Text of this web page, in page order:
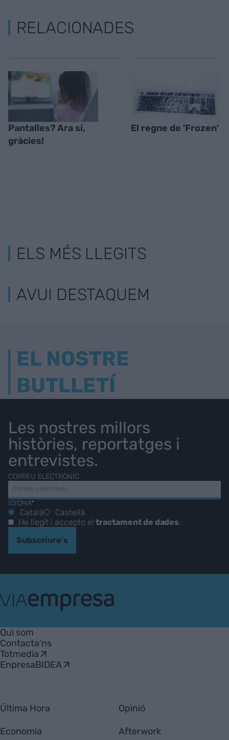
RELACIONADES
Pantalles? Ara sí,
gràcies!
El regne de 'Frozen'
ELS MÉS LLEGITS
AVUI DESTAQUEM
EL NOSTRE
BUTLLETÍ
Les nostres millors
històries, reportatges i
entrevistes.
CORREU ELECTRÒNIC
IDIOMA*
Català
Castellà
He llegit i accepto eltractament de dades.
Subscriure's
Empresa
Qui som
Contacta'ns
Totmedia
EnpresaBIDEA
Última Hora
Economia
Opinió
Afterwork